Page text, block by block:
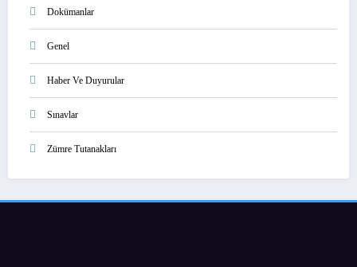
Dokümanlar
Genel
Haber Ve Duyurular
Sınavlar
Zümre Tutanakları